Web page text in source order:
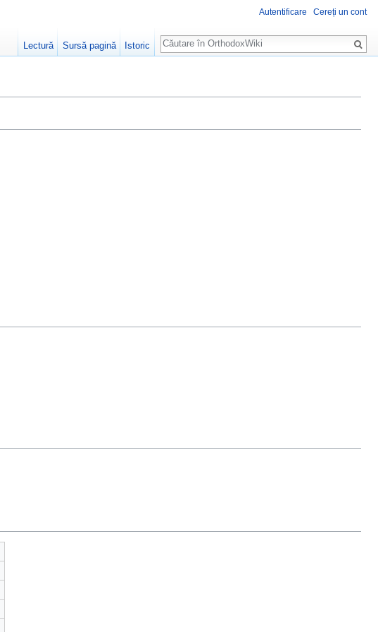
Autentificare Cereți un cont
Lectură Sursă pagină Istoric
Căutare